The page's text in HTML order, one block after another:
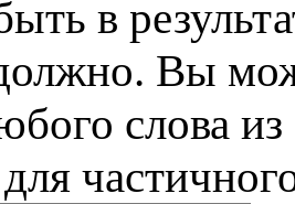
в
Вы
слова